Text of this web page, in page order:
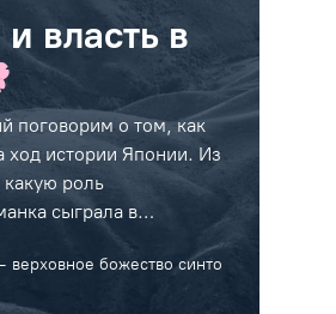
власть в
поговорим о том, как
истории Японии. Из
роль
сыграла в
племён, как идея
народа связана с
как дом
верховное божество синто